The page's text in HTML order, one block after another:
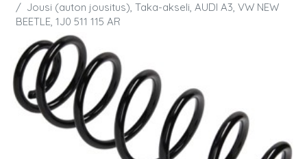
Jousi (auton jousitus), Taka-akseli, AUDI A3, VW NEW
BEETLE, 1J0 511 115 AR